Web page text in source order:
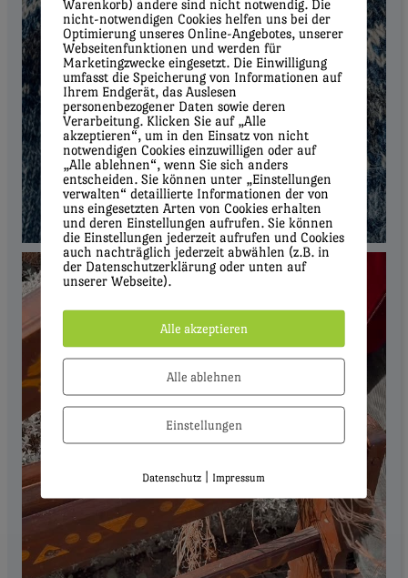
Warenkorb) andere sind nicht notwendig. Die
nicht-notwendigen Cookies helfen uns bei der
Optimierung unseres Online-Angebotes, unserer
Webseitenfunktionen und werden für
Marketingzwecke eingesetzt. Die Einwilligung
umfasst die Speicherung von Informationen auf
Ihrem Endgerät, das Auslesen
personenbezogener Daten sowie deren
Verarbeitung. Klicken Sie auf „Alle
akzeptieren“, um in den Einsatz von nicht
notwendigen Cookies einzuwilligen oder auf
„Alle ablehnen“, wenn Sie sich anders
entscheiden. Sie können unter „Einstellungen
verwalten“ detaillierte Informationen der von
uns eingesetzten Arten von Cookies erhalten
und deren Einstellungen aufrufen. Sie können
die Einstellungen jederzeit aufrufen und Cookies
auch nachträglich jederzeit abwählen (z.B. in
der Datenschutzerklärung oder unten auf
unserer Webseite).
Alle akzeptieren
Alle ablehnen
Einstellungen
Datenschutz | Impressum